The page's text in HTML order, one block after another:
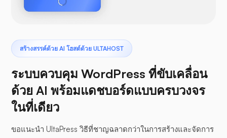
สร้างสรรค์ด้วย AI โฮสต์ด้วย ULTAHOST
ระบบควบคุม WordPress ที่ขับเคลื่อน
ด้วย AI พร้อมแดชบอร์ดแบบครบวงจร
ในที่เดียว
ขอแนะนำ UltaPress วิธีที่ชาญฉลาดกว่าในการสร้างและจัดการ